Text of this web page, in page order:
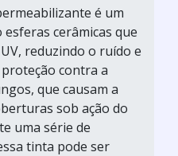
é um
cerâmicas que
reduzindo o ruído e
contra a
que causam a
sob ação do
uma série de
tinta pode ser